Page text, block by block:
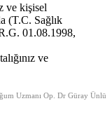
ve kişisel
(T.C. Sağlık
01.08.1998,
ve
Uzmanı Op. Dr Güray Ünlü